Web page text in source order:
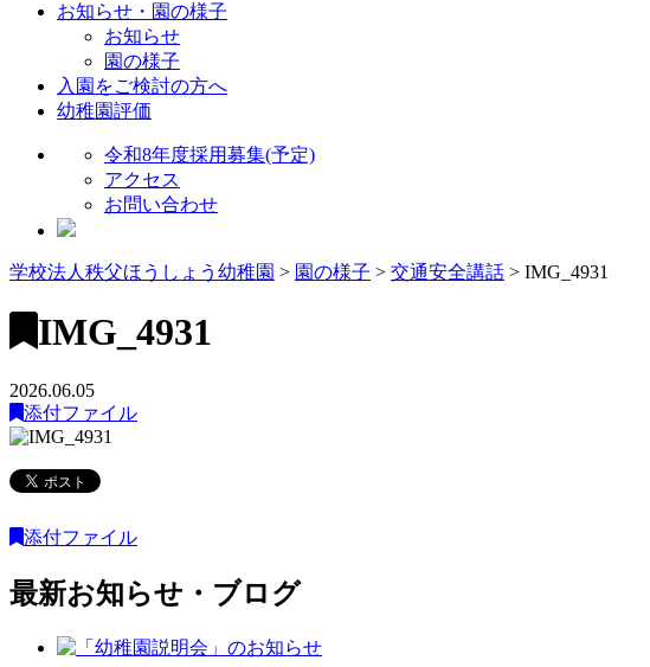
お知らせ・園の様子
お知らせ
園の様子
入園をご検討の方へ
幼稚園評価
令和8年度採用募集(予定)
アクセス
お問い合わせ
学校法人秩父ほうしょう幼稚園 > 園の様子 > 交通安全講話 > IMG_4931
IMG_4931
2026.06.05
添付ファイル
添付ファイル
最新お知らせ・ブログ